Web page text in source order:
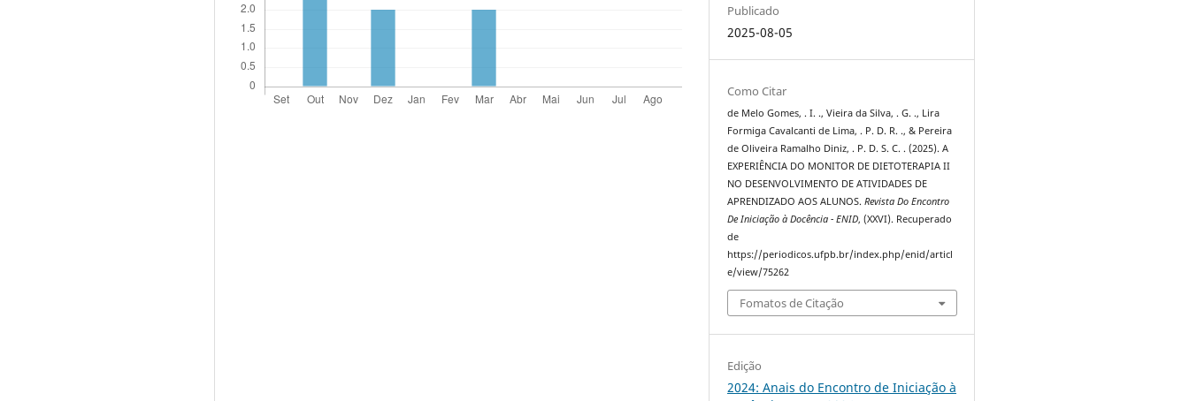
Publicado
2025-08-05
Como Citar
de Melo Gomes, . I. ., Vieira da Silva, . G. ., Lira
Formiga Cavalcanti de Lima, . P. D. R. ., & Pereira
de Oliveira Ramalho Diniz, . P. D. S. C. . (2025). A
EXPERIÊNCIA DO MONITOR DE DIETOTERAPIA II
NO DESENVOLVIMENTO DE ATIVIDADES DE
APRENDIZADO AOS ALUNOS.Revista Do Encontro
De Iniciação à Docência - ENID, (XXVI). Recuperado
de
https://periodicos.ufpb.br/index.php/enid/articl
e/view/75262
Fomatos de Citação
Edição
2024: Anais do Encontro de Iniciação à